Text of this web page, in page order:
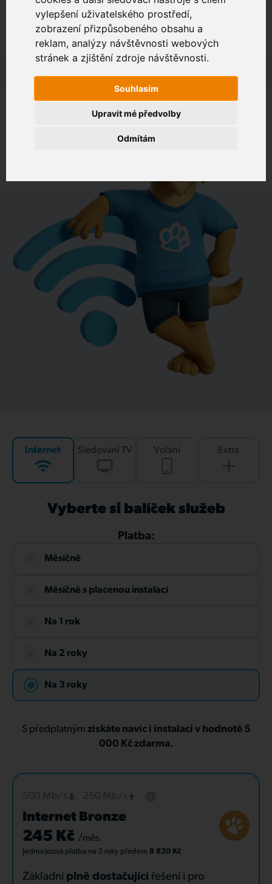
vylepšení uživatelského prostředí,
zobrazení přizpůsobeného obsahu a
reklam, analýzy návštěvnosti webových
stránek a zjištění zdroje návštěvnosti.
Souhlasím
Odmítám
Upravit mé předvolby
Zákaznický portál
Jak rychlé je připojení na vaší adrese?
Internet Sledování TV Volání Extra
Vyberte si balíček služeb
Platba:
Měsíčně
Měsíčně s placenou instalací
Na 1 rok
Na 2 roky
Na 3 roky
S předplatným získáte navíc i instalaci v hodnotě 5
000 Kč zdarma.
Internet Bronze
245 Kč /měs.
Jednorázová platba na 3 roky předem 8 820 Kč
Základní plně dostačující řešení i pro